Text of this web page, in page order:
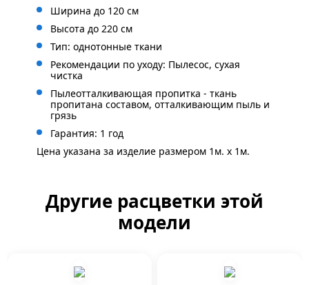
Ширина до 120 см
Высота до 220 см
Тип: однотонные ткани
Рекомендации по уходу: Пылесос, сухая
чистка
Пылеотталкивающая пропитка - ткань
пропитана составом, отталкивающим пыль и
грязь
Гарантия: 1 год
Цена указана за изделие размером 1м. x 1м.
Другие расцветки этой
модели